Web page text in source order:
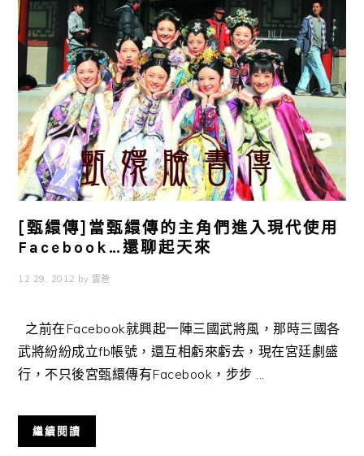
[甄繯傳]當甄繯傳的主角們進入現代使用
Facebook…還聊起天來
12 29, 2012 by 雲爸
之前在Facebook就興起一陣三國武將風，那時三國各
武將紛紛成立fb帳號，還互相虧來虧去，現在宮廷劇盛
行，不只後宮甄繯傳有Facebook，步步 ...
繼續閱讀